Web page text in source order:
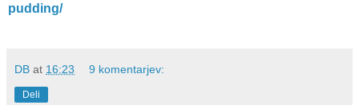
pudding/
DB at 16:23 9 komentarjev:
Deli